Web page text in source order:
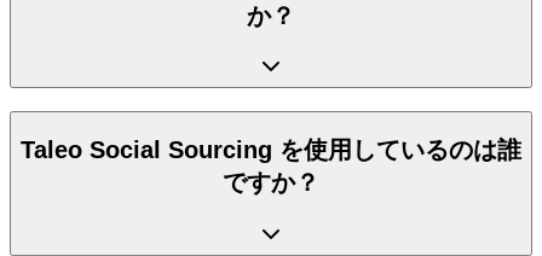
か？
Taleo Social Sourcing を使用しているのは誰
ですか？